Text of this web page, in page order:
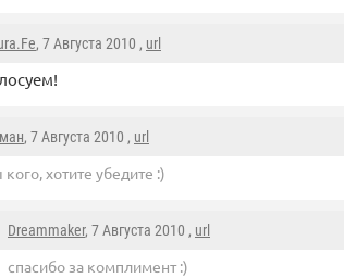
, 7 Августа 2010 , url
, 7 Августа 2010 , url
хотите убедите :)
Dreammaker, 7 Августа 2010 , url
спасибо за комплимент :)